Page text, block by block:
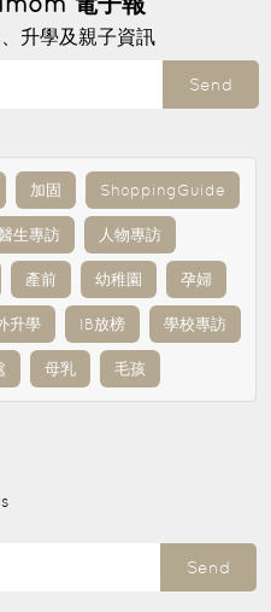
升學及親子資訊
Send
加固 ShoppingGuide
生專訪 人物專訪
產前 幼稚園 孕婦
升學 IB放榜 學校專訪
母乳 毛孩
Send